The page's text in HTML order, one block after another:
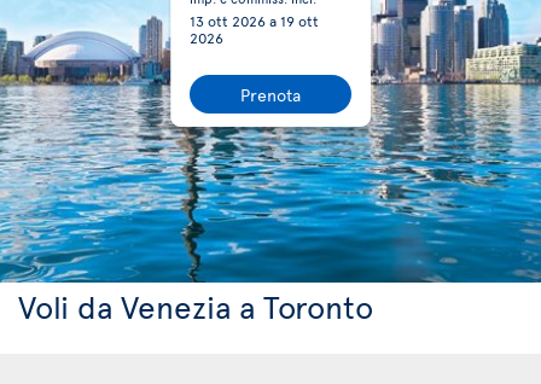
13 ott 2026a 19 ott
2026
Prenota
Voli da Venezia a Toronto